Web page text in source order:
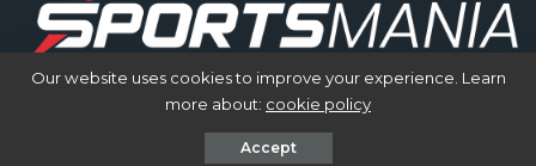
© SportsMania - Gek op Sporten
Our website uses cookies to improve your experience. Learn
more about: cookie policy
Accept